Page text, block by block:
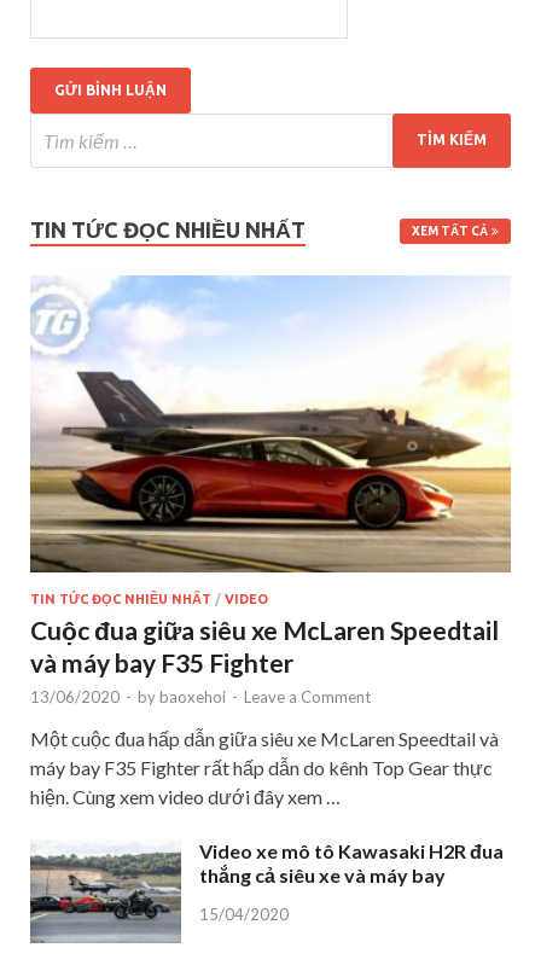
TIN TỨC ĐỌC NHIỀU NHẤT XEM TẤT CẢ
TIN TỨC ĐỌC NHIỀU NHẤT / VIDEO
Cuộc đua giữa siêu xe McLaren Speedtail
và máy bay F35 Fighter
13/06/2020 - by baoxehoi - Leave a Comment
Một cuộc đua hấp dẫn giữa siêu xe McLaren Speedtail và
máy bay F35 Fighter rất hấp dẫn do kênh Top Gear thực
hiện. Cùng xem video dưới đây xem …
Video xe mô tô Kawasaki H2R đua
thắng cả siêu xe và máy bay
15/04/2020